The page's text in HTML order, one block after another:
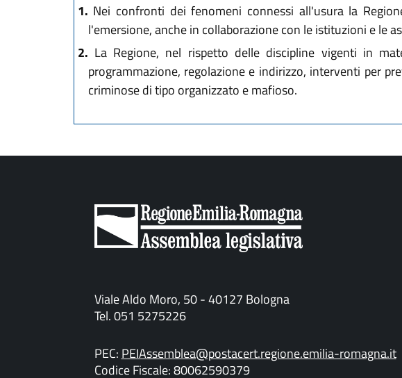
1. Nei confronti dei fenomeni connessi all'usura la
l'emersione, anche in collaborazione con le istituzioni e le
2. La Regione, nel rispetto delle discipline vigenti in
programmazione, regolazione e indirizzo, interventi per
criminose di tipo organizzato e mafioso.
Viale Aldo Moro, 50 - 40127 Bologna
Tel. 051 5275226
PEC: PEIAssemblea@postacert.regione.emilia-romagna.it
Codice Fiscale: 80062590379